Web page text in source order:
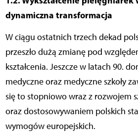
dynamiczna transformacja
W ciągu ostatnich trzech dekad
przeszło dużą zmianę pod
kształcenia. Jeszcze w latach 90.
medyczne oraz medyczne szkoły
się to stopniowo wraz z rozwojem
oraz dostosowywaniem polskich
wymogów europejskich.